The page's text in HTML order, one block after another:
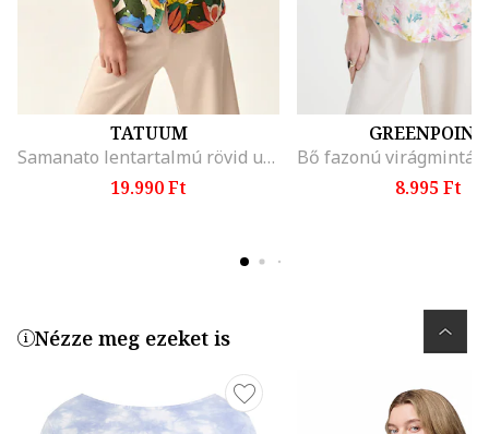
TATUUM
Samanato lentartalmú rövid ujjú ing, Többszínű
19.990 Ft
GREENPOINT
8.995 Ft
Nézze meg ezeket is